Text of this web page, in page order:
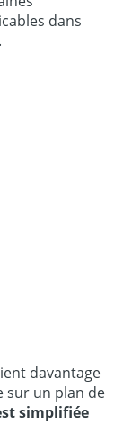
dans
davantage
sur un plan de
simplifiée